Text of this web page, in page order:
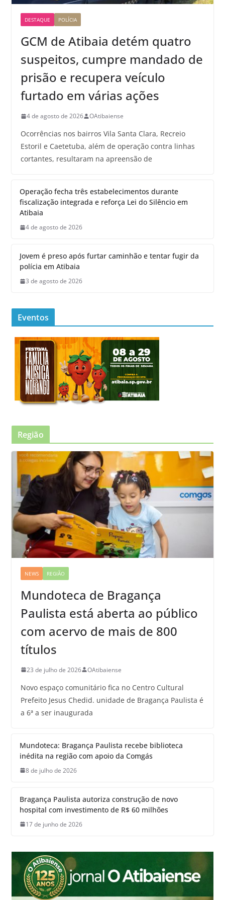
DESTAQUE POLÍCIA
GCM de Atibaia detém quatro
suspeitos, cumpre mandado de
prisão e recupera veículo
furtado em várias ações
4 de agosto de 2026 OAtibaiense
Ocorrências nos bairros Vila Santa Clara, Recreio
Estoril e Caetetuba, além de operação contra linhas
cortantes, resultaram na apreensão de
Operação fecha três estabelecimentos durante
fiscalização integrada e reforça Lei do Silêncio em
Atibaia
4 de agosto de 2026
Jovem é preso após furtar caminhão e tentar fugir da
polícia em Atibaia
3 de agosto de 2026
Eventos
Região
NEWS REGIÃO
Mundoteca de Bragança
Paulista está aberta ao público
com acervo de mais de 800
títulos
23 de julho de 2026 OAtibaiense
Novo espaço comunitário fica no Centro Cultural
Prefeito Jesus Chedid. unidade de Bragança Paulista é
a 6ª a ser inaugurada
Mundoteca: Bragança Paulista recebe biblioteca
inédita na região com apoio da Comgás
8 de julho de 2026
Bragança Paulista autoriza construção de novo
hospital com investimento de R$ 60 milhões
17 de junho de 2026